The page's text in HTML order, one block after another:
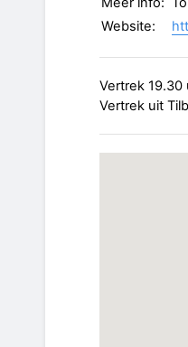
Website:
Vertrek 19.30
Vertrek uit